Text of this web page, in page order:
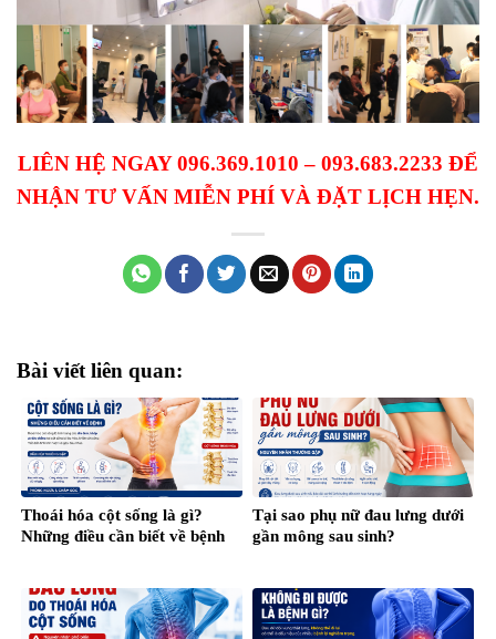
LIÊN HỆ NGAY 096.369.1010 – 093.683.2233 ĐỂ
NHẬN TƯ VẤN MIỄN PHÍ VÀ ĐẶT LỊCH HẸN.
Bài viết liên quan:
Thoái hóa cột sống là gì?
Những điều cần biết về bệnh
Tại sao phụ nữ đau lưng dưới
gần mông sau sinh?